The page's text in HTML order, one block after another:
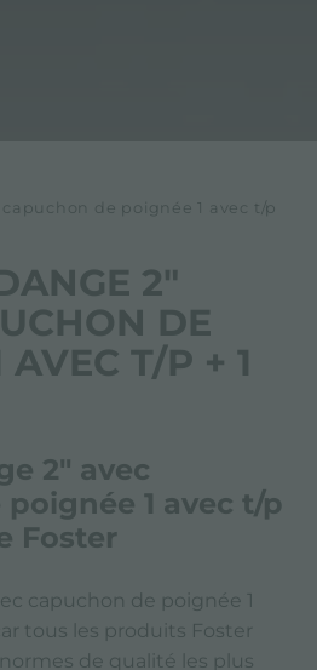
de poignée 1 avec t/p
2"
DE
AVEC T/P + 1
2" avec
1 avec t/p
Foster
capuchon de poignée 1
tous les produits Foster
de qualité les plus